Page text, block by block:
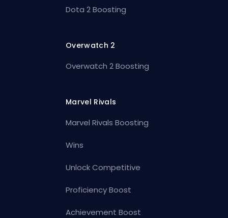
Dota 2 Boosting
Overwatch 2
Overwatch 2 Boosting
Marvel Rivals
Marvel Rivals Boosting
Wins
Unlock Competitive
Proficiency Boost
Achievement Boost